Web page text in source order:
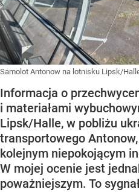
Samolot Antonow na lotnisku Lipsk/
Informacja o
i materiałami
Lipsk/Halle, w pobliżu
transportowego
kolejnym niepokojącym
W mojej ocenie jest
poważniejszym. To